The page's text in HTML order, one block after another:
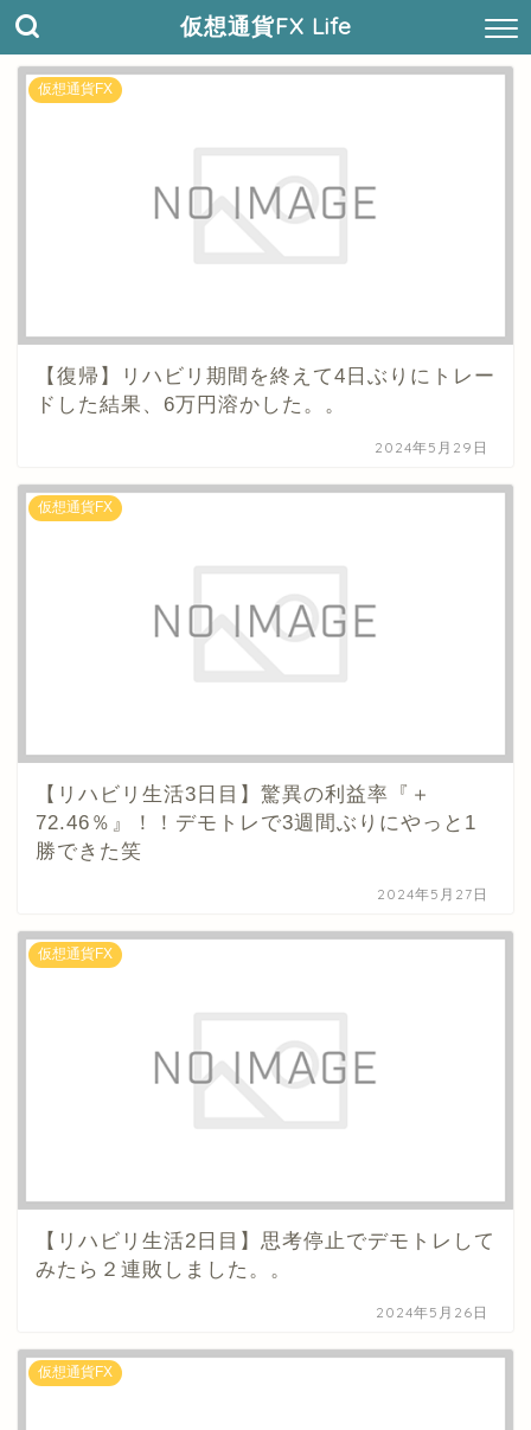
仮想通貨FX Life
仮想通貨FX
【復帰】リハビリ期間を終えて4日ぶりにトレー
ドした結果、6万円溶かした。。
2024年5月29日
仮想通貨FX
【リハビリ生活3日目】驚異の利益率『＋
72.46％』！！デモトレで3週間ぶりにやっと1
勝できた笑
2024年5月27日
仮想通貨FX
【リハビリ生活2日目】思考停止でデモトレして
みたら２連敗しました。。
2024年5月26日
仮想通貨FX